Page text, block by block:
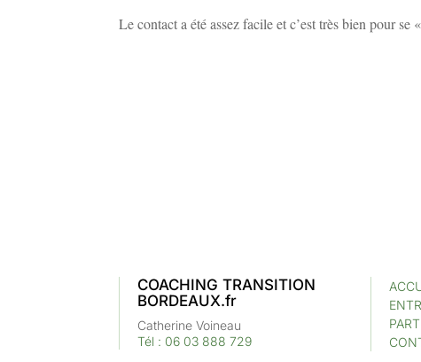
Le contact a été assez facile et c’est très bien pour se
COACHING TRANSITION
BORDEAUX.fr
Catherine Voineau
Tél : 06 03 888 729